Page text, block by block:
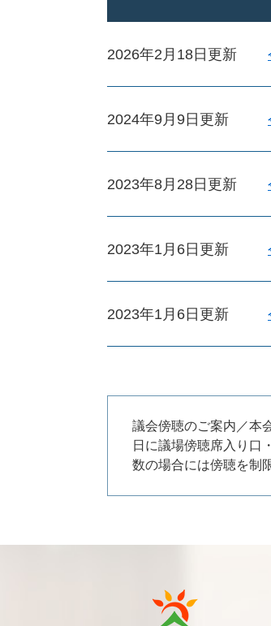
2026年2月18日更新
2024年9月9日更新
2023年8月28日更新
2023年1月6日更新
2023年1月6日更新
議会傍聴のご案内／本
日に議場傍聴席入り口
数の場合には傍聴を制